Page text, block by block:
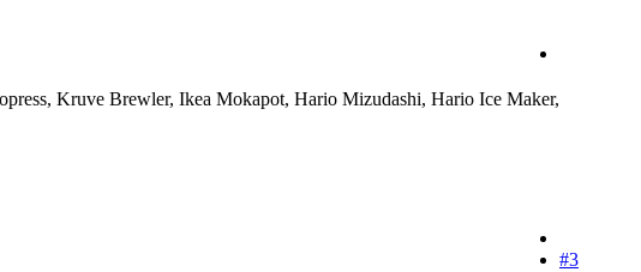
Kruve Brewler, Ikea Mokapot, Hario Mizudashi, Hario Ice Maker,
#3